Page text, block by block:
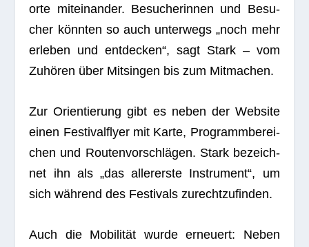
orte mit­ein­an­der. Besu­che­rin­nen und Besu­
cher könn­ten so auch unter­wegs „noch mehr
erle­ben und ent­de­cken“, sagt Stark – vom
Zuhö­ren über Mit­sin­gen bis zum Mitmachen.
Zur Ori­en­tie­rung gibt es neben der Web­site
einen Fes­ti­val­flyer mit Karte, Pro­gramm­be­rei­
chen und Rou­ten­vor­schlä­gen. Stark bezeich­
net ihn als „das aller­erste Instru­ment“, um
sich wäh­rend des Fes­ti­vals zurechtzufinden.
Auch die Mobi­li­tät wurde erneu­ert: Neben